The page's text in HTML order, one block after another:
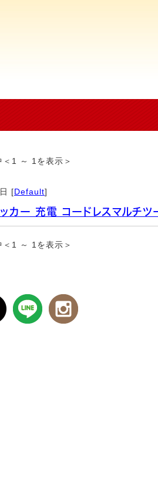
1 ～ 1を表示＞
[Default]
ッカー 充電 コードレスマルチ
1 ～ 1を表示＞